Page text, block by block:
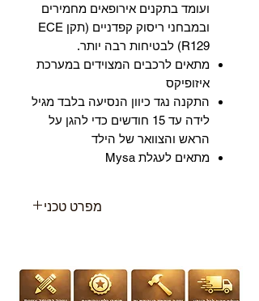
ועומד בתקנים אירופאים מחמירים
ובמבחני ריסוק קפדניים (תקן ECE
R129) לבטיחות רבה יותר.
מתאים לרכבים המצוידים במערכת
איזופיקס
התקנה נגד כיוון הנסיעה בלבד מגיל
לידה עד 15 חודשים כדי להגן על
הראש והצוואר של הילד
מתאים לעגלת Mysa
מפרט טכני
משקל: 4 ק”ג